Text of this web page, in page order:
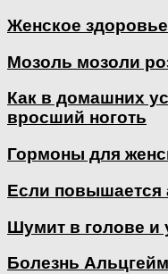
Женское
Мозоль мозоли
Как в домашних
вросший ноготь
Гормоны для
Если повышается
Шумит в голове и
Болезнь